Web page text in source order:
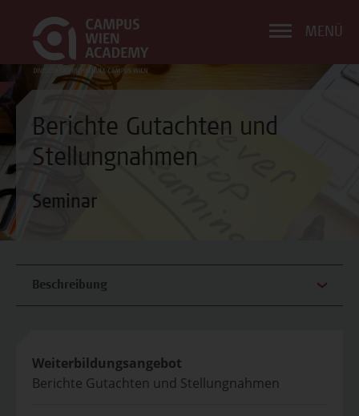
MENÜ
Berichte Gutachten und
Stellungnahmen
Seminar
Beschreibung
Weiterbildungsangebot
Berichte Gutachten und Stellungnahmen